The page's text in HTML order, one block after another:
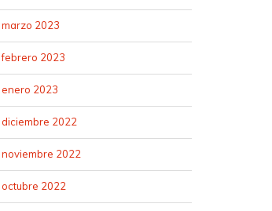
marzo 2023
febrero 2023
enero 2023
diciembre 2022
noviembre 2022
octubre 2022